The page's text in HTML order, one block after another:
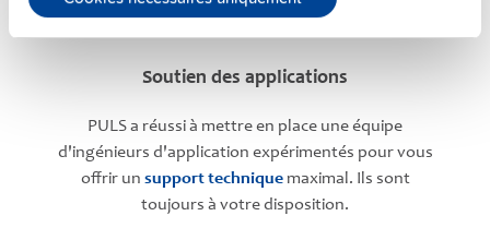
Soutien des applications
PULS a réussi à mettre en place une équipe
d'ingénieurs d'application expérimentés pour vous
offrir un support techniquemaximal. Ils sont
toujours à votre disposition.